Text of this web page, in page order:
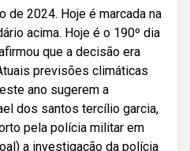
de 2024. Hoje é marcada na
acima. Hoje é o 190º dia
que a decisão era
previsões climáticas
ano sugerem a
dos santos tercílio garcia,
pela polícia militar em
a investigação da polícia